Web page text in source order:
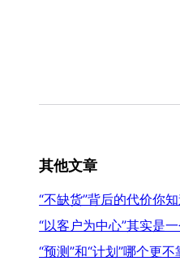
其他文章
“不缺货”背后的代价你
“以客户为中心”其实是
“预测”和“计划”哪个更不